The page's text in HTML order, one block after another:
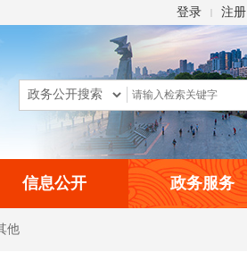
登录 | 注册
信息公开 政务服务
他